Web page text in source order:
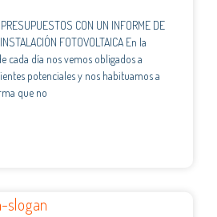
CON UN INFORME DE
FOTOVOLTAICA En la
cada día nos vemos obligados a
potenciales y nos habituamos a
que no